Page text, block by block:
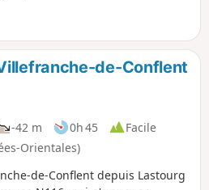
l'ancien sentier
des Horts à
napoléonien,
On est dans
Pyrénées
de-Conflent
-42 m 0h 45
Facile
Orientales)
de-Conflent depuis Lastourg